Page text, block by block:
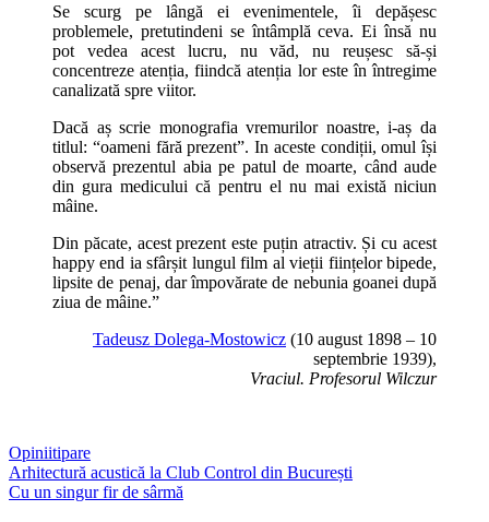
Se scurg pe lângă ei evenimentele, îi depășesc
problemele, pretutindeni se întâmplă ceva. Ei însă nu
pot vedea acest lucru, nu văd, nu reușesc să-și
concentreze atenția, fiindcă atenția lor este în întregime
canalizată spre viitor.
Dacă aș scrie monografia vremurilor noastre, i-aș da
titlul: “oameni fără prezent”. In aceste condiții, omul își
observă prezentul abia pe patul de moarte, când aude
din gura medicului că pentru el nu mai există niciun
mâine.
Din păcate, acest prezent este puțin atractiv. Și cu acest
happy end ia sfârșit lungul film al vieții ființelor bipede,
lipsite de penaj, dar împovărate de nebunia goanei după
ziua de mâine.”
Tadeusz Dolega-Mostowicz (10 august 1898 – 10
septembrie 1939),
Vraciul. Profesorul Wilczur
Opiniitipare
Post
navigation
Arhitectură acustică la Club Control din București
Cu un singur fir de sârmă